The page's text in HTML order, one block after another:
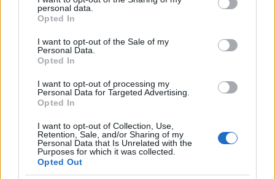
grant or deny consent to Google and its third-party tags to
use your data for below specified purposes in below Google
consent section.
personal data.
Opted In
I want to opt-out of the Sale of my
Personal Data.
Opted In
I want to opt-out of processing my
Personal Data for Targeted Advertising.
Opted In
I want to opt-out of Collection, Use,
Retention, Sale, and/or Sharing of my
Personal Data that Is Unrelated with the
Purposes for which it was collected.
Opted Out